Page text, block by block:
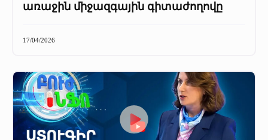
առաջին միջազգային գիտաժողովը
17/04/2026